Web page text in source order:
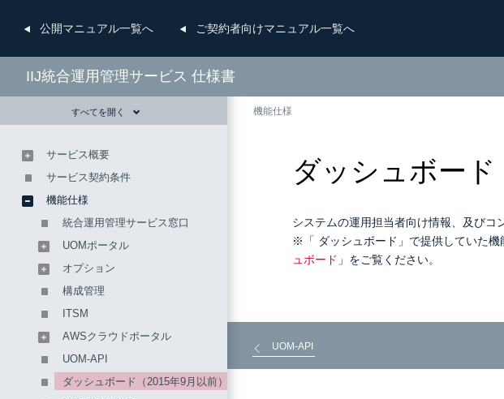
公開マニュアル一覧へ ご契約者向けマニュアル一覧へ
IIJ統合運用管理サービス 仕様書
機能仕様
ダッシュボード
システムの運用担当者向け情報、及びコ
※「 ダッシュボード」で提供していた
ュボード 」をご覧ください。
UOM-API
すべてを開く
サービス概要
サービス契約条件
機能仕様
統合運用管理サービス窓口
UOMポータル
オプション
構成管理
ITSM
AWSクラウドポータル
UOM-API
ダッシュボード（2015年9月以前）